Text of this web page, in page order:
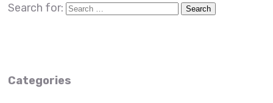
Search for:
Categories